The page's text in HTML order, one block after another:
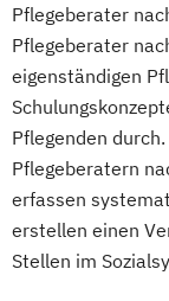
Leitung
eines
Leitung
Mentor
Palliative
Pflegeberater
Pflegeberater
eigenständigen
Pflegenden
Pflegeberatern
erfassen
erstellen einen
Stellen im